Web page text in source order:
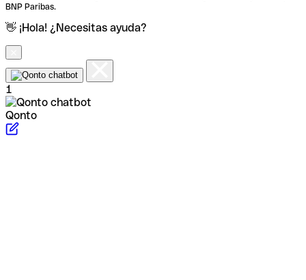
BNP Paribas.
👋 ¡Hola! ¿Necesitas ayuda?
1
Qonto